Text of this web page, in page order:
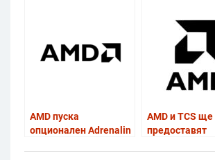
графични решения
AMD пуска
опционален Adrenalin
AMD и TCS ще
предоставят